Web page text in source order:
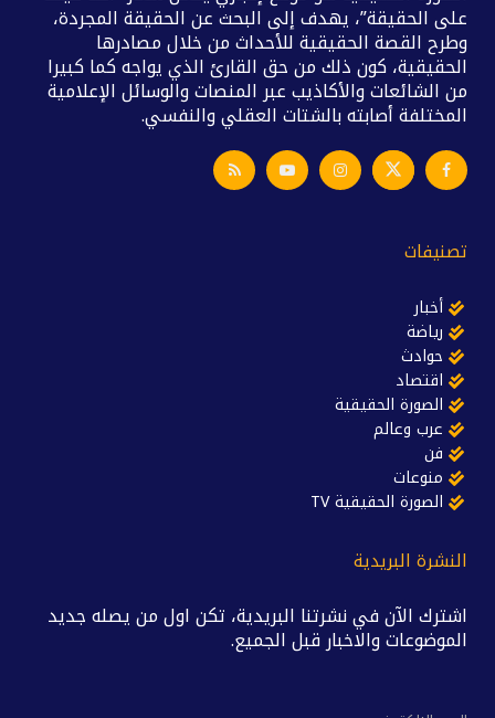
على الحقيقة”، يهدف إلى البحث عن الحقيقة المجردة،
وطرح القصة الحقيقية للأحداث من خلال مصادرها
الحقيقية، كون ذلك من حق القارئ الذي يواجه كما كبيرا
من الشائعات والأكاذيب عبر المنصات والوسائل الإعلامية
المختلفة أصابته بالشتات العقلي والنفسي.
تصنيفات
أخبار
رياضة
حوادث
اقتصاد
الصورة الحقيقية
عرب وعالم
فن
منوعات
الصورة الحقيقية TV
النشرة البريدية
اشترك الآن في نشرتنا البريدية، تكن اول من يصله جديد
الموضوعات والاخبار قبل الجميع.